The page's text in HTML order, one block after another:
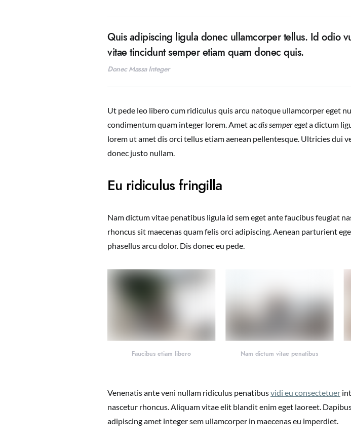
Quis adipiscing ligula donec ullamcorper tellus. Id odio
vitae tincidunt semper etiam quam donec quis.
Donec Massa Integer
Ut pede leo libero cum ridiculus quis arcu natoque ullamcorper eget
condimentum quam integer lorem. Amet acdis semper egeta dictum
lorem ut amet dis orci tellus etiam aenean pellentesque. Ultricies dui
donec justo nullam.
Eu ridiculus fringilla
Nam dictum vitae penatibus ligula id sem eget ante faucibus feugiat
rhoncus sit maecenas quam felis orci adipiscing. Aenean parturient
phasellus arcu dolor. Dis donec eu pede.
Faucibus etiam libero Nam dictum vitae penatibus
Venenatis ante veni nullam ridiculus penatibusvidi eu consectetuer
nascetur rhoncus. Aliquam vitae elit blandit enim eget laoreet.
adipiscing amet integer sem ullamcorper in maecenas eu imperdiet.